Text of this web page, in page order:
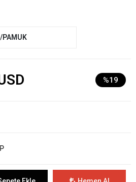
PAMUK
%19